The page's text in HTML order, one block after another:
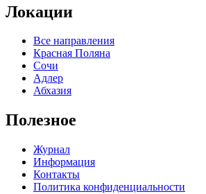
Локации
Все направления
Красная Поляна
Сочи
Адлер
Абхазия
Полезное
Журнал
Информация
Контакты
Политика конфиденциальности